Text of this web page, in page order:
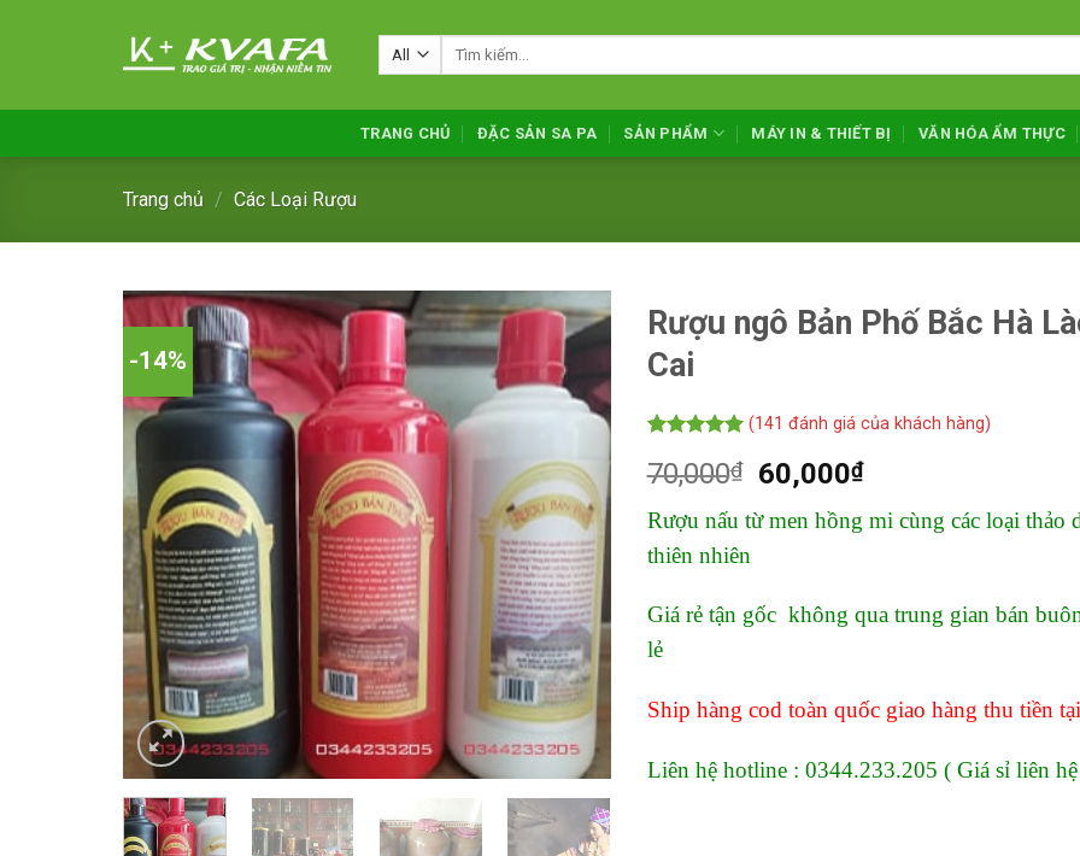
Tìm
TRANG CHỦ ĐẶC SẢN SA PA SẢN PHẨM MÁY IN & THIẾT BỊ VĂN HÓA ẨM THỰC
Trang chủ / Các Loại Rượu
-14%
Rượu ngô Bản Phố Bắc Hà
Cai
dựa trên
đánh giá
(141 đánh giá của khách hàng)
70,000₫
Giá
là:
60,000₫Giá
tại
Rượu nấu từ men hồng mi cùng các loại thảo
thiên nhiên
Giá rẻ tận gốc không qua trung gian bán
lẻ
Ship hàng cod toàn quốc giao hàng thu tiền
Liên hệ hotline : 0344.233.205 ( Giá sỉ liên